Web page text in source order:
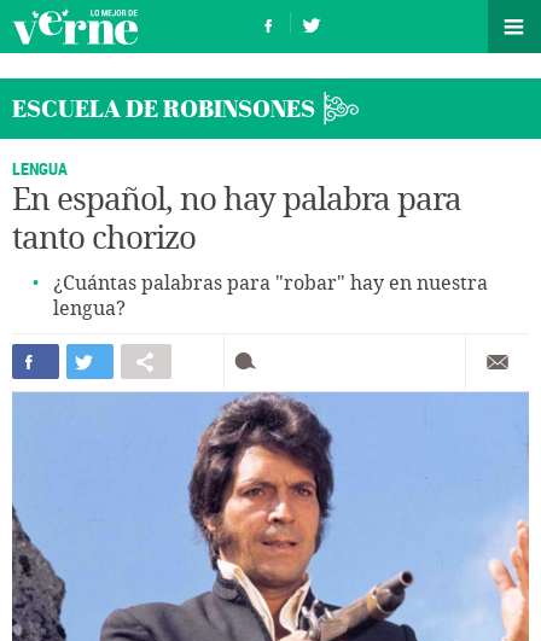
ESCUELA DE ROBINSONES
LENGUA
En español, no hay palabra para
tanto chorizo
¿Cuántas palabras para "robar" hay en nuestra
lengua?